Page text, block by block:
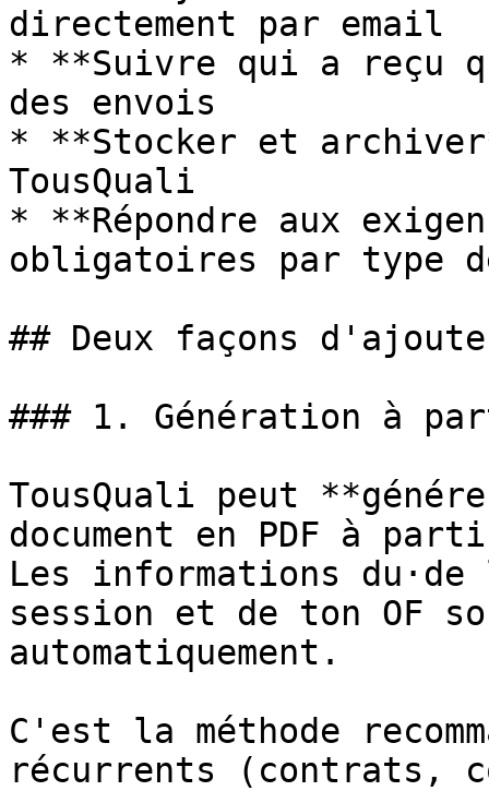
directement par email
* **Suivre qui a reçu
des envois
* **Stocker et
TousQuali
* **Répondre aux
obligatoires par type
## Deux façons
### 1. Génération à
TousQuali peut
document en PDF à
Les informations
session et de ton OF
automatiquement.
C'est la méthode
récurrents (contrats,